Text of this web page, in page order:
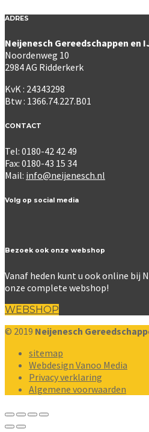
ADRES
Neijenesch Gereedschappen en
Noordenweg 10
2984 AG Ridderkerk
KvK : 24343298
Btw : 1366.74.227.B01
CONTACT
Tel: 0180-42 42 49
Fax: 0180-43 15 34
Mail: info@neijenesch.nl
Volg op social media
Bezoek ook onze webshop
Vanaf heden kunt u ook online bij
onze complete webshop!
WEBSHOP
© 2019 Neijenesch
sitemap
Webdesign Vanoo Media
Privacy verklaring
Algemene voorwaarden